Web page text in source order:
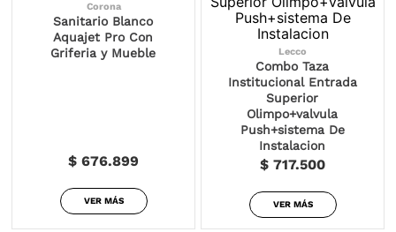
Corona
Sanitario Blanco
Aquajet Pro Con
Griferia y Mueble
$ 676.899
VER MÁS
Lecco
Combo Taza
Institucional Entrada
Superior
Olimpo+valvula
Push+sistema De
Instalacion
$ 717.500
VER MÁS